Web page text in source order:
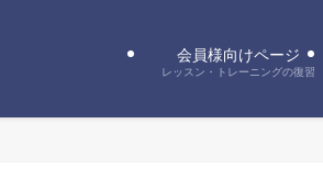
会員様向けページ
レッスン・トレーニングの復習